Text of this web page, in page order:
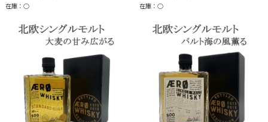
在庫：○
在庫：○